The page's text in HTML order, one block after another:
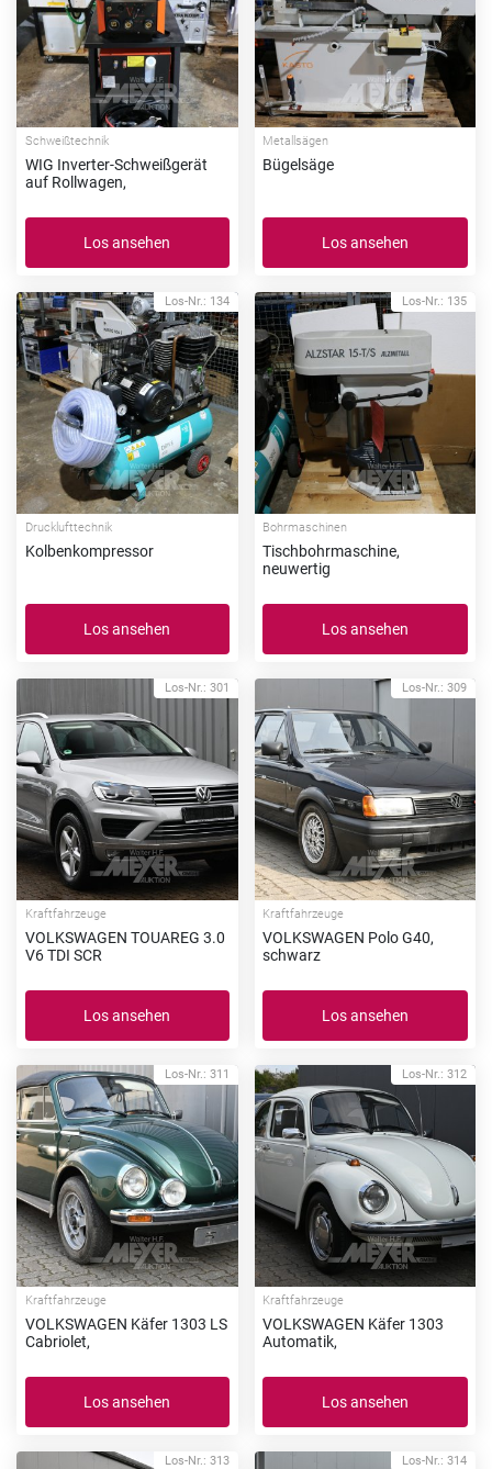
Schweißtechnik
WIG Inverter-Schweißgerät
auf Rollwagen,
Los ansehen
Metallsägen
Bügelsäge
Los ansehen
Los-Nr.: 134
Drucklufttechnik
Kolbenkompressor
Los ansehen
Los-Nr.: 135
Bohrmaschinen
Tischbohrmaschine,
neuwertig
Los ansehen
Los-Nr.: 301
Kraftfahrzeuge
VOLKSWAGEN TOUAREG 3.0
V6 TDI SCR
Los ansehen
Los-Nr.: 309
Kraftfahrzeuge
VOLKSWAGEN Polo G40,
schwarz
Los ansehen
Los-Nr.: 311
Kraftfahrzeuge
VOLKSWAGEN Käfer 1303 LS
Cabriolet,
Los ansehen
Los-Nr.: 312
Kraftfahrzeuge
VOLKSWAGEN Käfer 1303
Automatik,
Los ansehen
Los-Nr.: 313 Los-Nr.: 314